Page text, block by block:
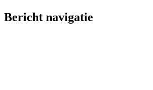
Bericht navigatie